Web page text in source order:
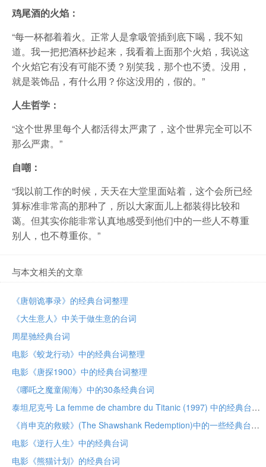
鸡尾酒的火焰：
“每一杯都着着火。正常人是拿吸管插到底下喝，我不知
道。我一把把酒杯抄起来，我看着上面那个火焰，我说这
个火焰它有没有可能不烫？别笑我，那个也不烫。没用，
就是装饰品，有什么用？你这没用的，假的。”
人生哲学：
“这个世界里每个人都活得太严肃了，这个世界完全可以不
那么严肃。”
自嘲：
“我以前工作的时候，天天在大堂里面站着，这个会所已经
算标准非常高的那种了，所以大家面儿上都装得比较和
蔼。但其实你能非常认真地感受到他们中的一些人不尊重
别人，也不尊重你。”
与本文相关的文章
《唐朝诡事录》的经典台词整理
《大生意人》中关于做生意的台词
周星驰经典台词
电影《蛟龙行动》中的经典台词整理
电影《唐探1900》中的经典台词整理
《哪吒之魔童闹海》中的30条经典台词
泰坦尼克号 La femme de chambre du Titanic (1997) 中的经典台词
《肖申克的救赎》(The Shawshank Redemption)中的一些经典台词
电影《逆行人生》中的经典台词
电影《熊猫计划》的经典台词